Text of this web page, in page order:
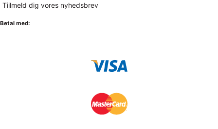
Tiilmeld dig vores nyhedsbrev
Betal med: